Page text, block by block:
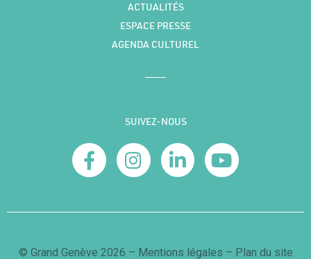
ACTUALITÉS
ESPACE PRESSE
AGENDA CULTUREL
SUIVEZ-NOUS
© Grand Genève 2026 – Mentions légales – Plan du site